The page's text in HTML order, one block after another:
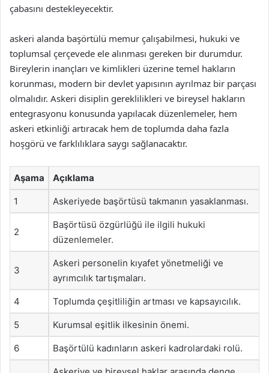
çabasını destekleyecektir.
askeri alanda başörtülü memur çalışabilmesi, hukuki ve
toplumsal çerçevede ele alınması gereken bir durumdur.
Bireylerin inançları ve kimlikleri üzerine temel hakların
korunması, modern bir devlet yapısının ayrılmaz bir parçası
olmalıdır. Askeri disiplin gereklilikleri ve bireysel hakların
entegrasyonu konusunda yapılacak düzenlemeler, hem
askeri etkinliği artıracak hem de toplumda daha fazla
hoşgörü ve farklılıklara saygı sağlanacaktır.
Aşama Açıklama
1 Askeriyede başörtüsü takmanın yasaklanması.
2
Başörtüsü özgürlüğü ile ilgili hukuki
düzenlemeler.
3
Askeri personelin kıyafet yönetmeliği ve
ayrımcılık tartışmaları.
4 Toplumda çeşitliliğin artması ve kapsayıcılık.
5 Kurumsal eşitlik ilkesinin önemi.
6 Başörtülü kadınların askeri kadrolardaki rolü.